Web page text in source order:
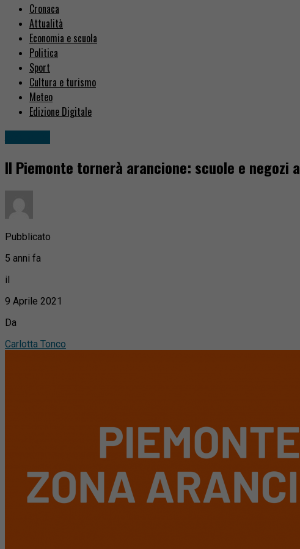
Cronaca
Attualità
Economia e scuola
Politica
Sport
Cultura e turismo
Meteo
Edizione Digitale
Il Piemonte tornerà arancione: scuole e negozi
Pubblicato
5 anni fa
il
9 Aprile 2021
Da
Carlotta Tonco